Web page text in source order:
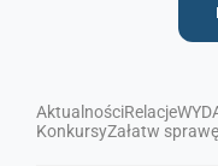
AktualnościRelacje
KonkursyZałatw sprawę